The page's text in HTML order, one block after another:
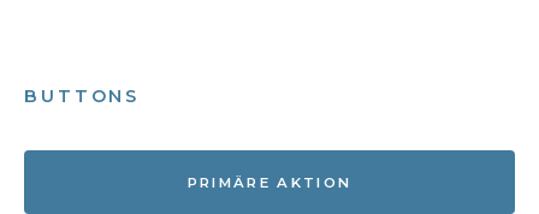
BUTTONS
PRIMÄRE AKTION